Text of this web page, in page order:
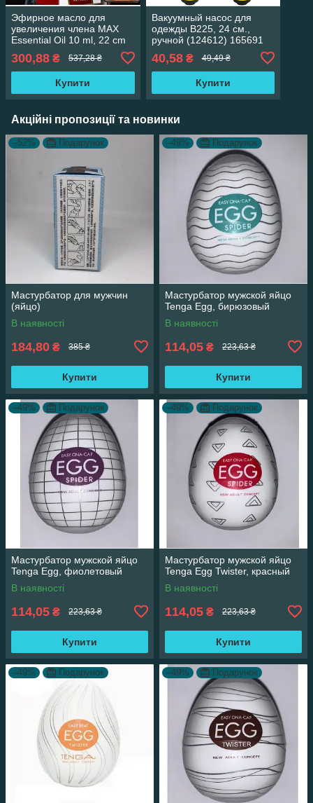
Эфирное масло для
увеличения члена MAX
Essential Oil 10 ml, 22 cm
300,88 ₴ 537,28 ₴
Купити
Вакуумный насос для
одежды B225, 24 см.,
ручной (124612) 165691
40,58₴ 49,49 ₴
Купити
Акційні пропозиції та новинки
–52% Подарунок
Мастурбатор для мужчин
(яйцо)
В наявності
184,80 ₴ 385 ₴
Купити
–49% Подарунок
Мастурбатор мужской яйцо
Tenga Egg, бирюзовый
В наявності
114,05 ₴ 223,63 ₴
Купити
–49% Подарунок
Мастурбатор мужской яйцо
Tenga Egg, фиолетовый
В наявності
114,05 ₴ 223,63 ₴
Купити
–49% Подарунок
Мастурбатор мужской яйцо
Tenga Egg Twister, красный
В наявності
114,05 ₴ 223,63 ₴
Купити
–49% Подарунок –49% Подарунок